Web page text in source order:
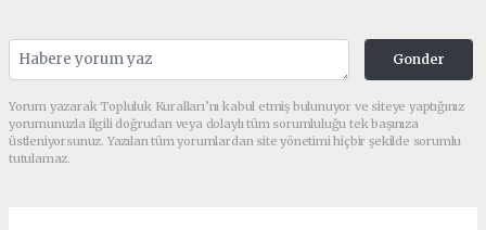
Gonder
Yorum yazarak Topluluk Kuralları’nı kabul etmiş bulunuyor ve siteye yaptığınız
yorumunuzla ilgili doğrudan veya dolaylı tüm sorumluluğu tek başınıza
üstleniyorsunuz. Yazılan tüm yorumlardan site yönetimi hiçbir şekilde sorumlu
tutulamaz.